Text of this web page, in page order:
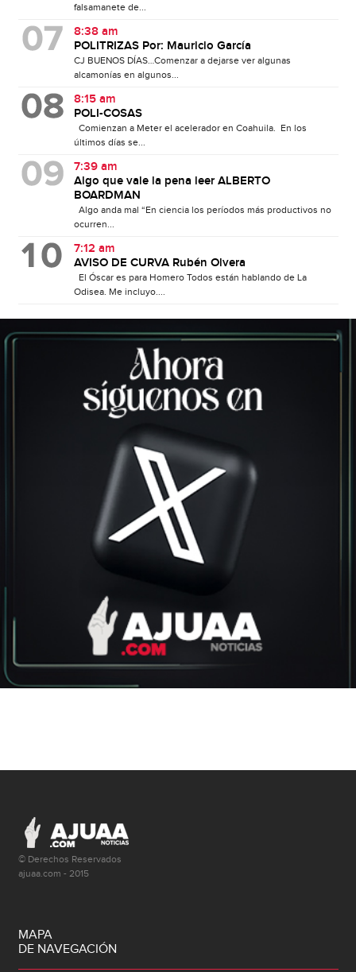
falsamanete de...
8:38 am
POLITRIZAS Por: Mauricio García
CJ BUENOS DÍAS…Comenzar a dejarse ver algunas
alcamonías en algunos...
8:15 am
POLI-COSAS
Comienzan a Meter el acelerador en Coahuila. En los
últimos días se...
7:39 am
Algo que vale la pena leer ALBERTO
BOARDMAN
Algo anda mal “En ciencia los períodos más productivos no
ocurren...
7:12 am
AVISO DE CURVA Rubén Olvera
El Óscar es para Homero Todos están hablando de La
Odisea. Me incluyo....
© Derechos Reservados
ajuaa.com - 2015
MAPA
DE NAVEGACIÓN